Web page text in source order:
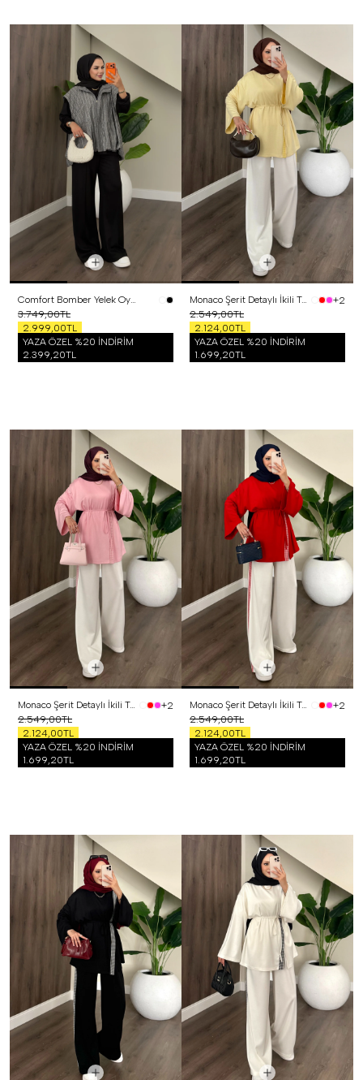
Comfort Bomber Yelek Oysh Üçlü Takım Siyah
3.749,00TL
2.999,00TL
YAZA ÖZEL %20 İNDİRİM
2.399,20TL
Monaco Şerit Detaylı İkili Takım Sarı
+2
2.549,00TL
2.124,00TL
YAZA ÖZEL %20 İNDİRİM
1.699,20TL
Monaco Şerit Detaylı İkili Takım Pembe
+2
2.549,00TL
2.124,00TL
YAZA ÖZEL %20 İNDİRİM
1.699,20TL
Monaco Şerit Detaylı İkili Takım Kırmızı
+2
2.549,00TL
2.124,00TL
YAZA ÖZEL %20 İNDİRİM
1.699,20TL